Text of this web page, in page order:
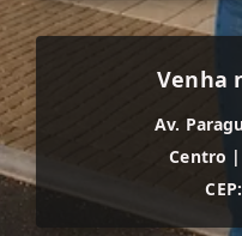
Venha
Av.
Centro |